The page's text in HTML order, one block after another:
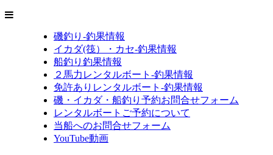
磯釣り-釣果情報
イカダ(筏）・カセ-釣果情報
船釣り釣果情報
２馬力レンタルボート-釣果情報
免許ありレンタルボート-釣果情報
磯・イカダ・船釣り予約お問合せフォーム
レンタルボートご予約について
当船へのお問合せフォーム
YouTube動画